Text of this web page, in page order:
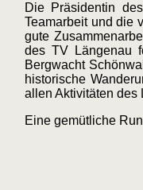
Die Präsidentin
Teamarbeit und die
gute
des TV Längenau
Bergwacht
historische
allen Aktivitäten des
Eine gemütliche